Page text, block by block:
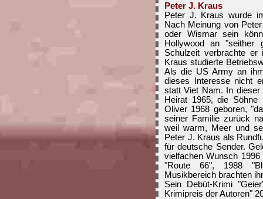
Peter J. Kraus
Peter J. Kraus wurde
Nach Meinung von
oder Wismar sein
Hollywood an "seither
Schulzeit verbrachte
Kraus studierte
Als die US Army an
dieses Interesse nicht
statt Viet Nam. In
Heirat 1965, die
Oliver 1968 geboren,
seiner Familie zurück
weil warm, Meer und
Peter J. Kraus als
für deutsche Sender.
vielfachen Wunsch
"Route 66", 1988
Musikbereich brachten
Sein Debüt-Krimi
Krimipreis der Autoren"